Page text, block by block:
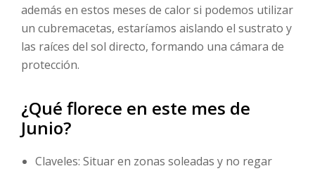
además en estos meses de calor si podemos utilizar
un cubremacetas, estaríamos aislando el sustrato y
las raíces del sol directo, formando una cámara de
protección.
¿Qué florece en este mes de
Junio?
Claveles: Situar en zonas soleadas y no regar